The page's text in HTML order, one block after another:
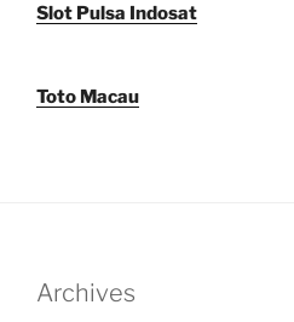
Slot Pulsa Indosat
Toto Macau
Archives